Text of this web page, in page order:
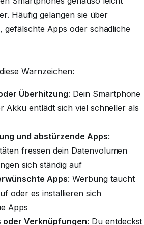
Häufig gelangen sie über
gefälschte Apps oder schädliche
Warnzeichen:
Überhitzung: Dein Smartphone
Akku entlädt sich viel schneller als
und abstürzende Apps:
fressen dein Datenvolumen
sich ständig auf
Apps: Werbung taucht
oder es installieren sich
Apps
oder Verknüpfungen: Du entdeckst